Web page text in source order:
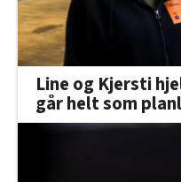
Line og Kjersti
går helt som